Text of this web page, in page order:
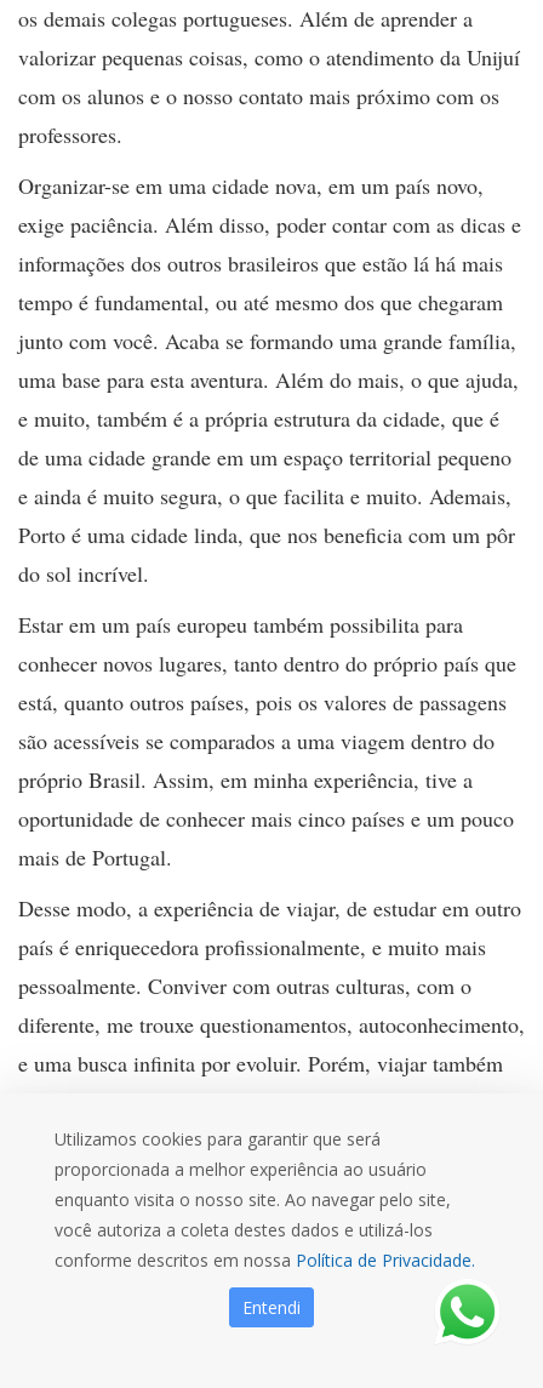
os demais colegas portugueses. Além de aprender a
valorizar pequenas coisas, como o atendimento da Unijuí
com os alunos e o nosso contato mais próximo com os
professores.
Organizar-se em uma cidade nova, em um país novo,
exige paciência. Além disso, poder contar com as dicas e
informações dos outros brasileiros que estão lá há mais
tempo é fundamental, ou até mesmo dos que chegaram
junto com você. Acaba se formando uma grande família,
uma base para esta aventura. Além do mais, o que ajuda,
e muito, também é a própria estrutura da cidade, que é
de uma cidade grande em um espaço territorial pequeno
e ainda é muito segura, o que facilita e muito. Ademais,
Porto é uma cidade linda, que nos beneficia com um pôr
do sol incrível.
Estar em um país europeu também possibilita para
conhecer novos lugares, tanto dentro do próprio país que
está, quanto outros países, pois os valores de passagens
são acessíveis se comparados a uma viagem dentro do
próprio Brasil. Assim, em minha experiência, tive a
oportunidade de conhecer mais cinco países e um pouco
mais de Portugal.
Desse modo, a experiência de viajar, de estudar em outro
país é enriquecedora profissionalmente, e muito mais
pessoalmente. Conviver com outras culturas, com o
diferente, me trouxe questionamentos, autoconhecimento,
e uma busca infinita por evoluir. Porém, viajar também
suas coisas boas e a busca por tornar ele um lugar
melhor. Por isso, é bom viajar, ainda mais sabendo que
temos um lugar para chamar de nosso (nosso país, nossa
casa, nossa universidade), como diz o ditado popular:
viajar é bom, mas voltar para casa é melhor ainda.
Utilizamos cookies para garantir que será
proporcionada a melhor experiência ao usuário
enquanto visita o nosso site. Ao navegar pelo site,
você autoriza a coleta destes dados e utilizá-los
conforme descritos em nossa Política de Privacidade.
Entendi